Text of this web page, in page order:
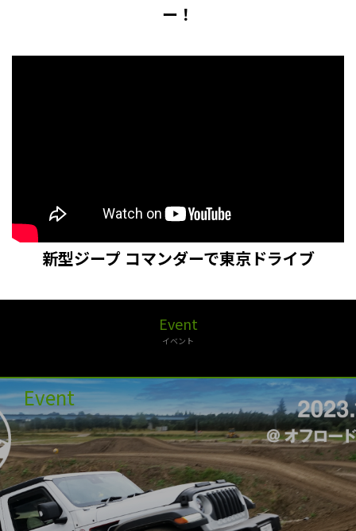
ー！
新型ジープ コマンダーで東京ドライブ
Event
イベント
Event